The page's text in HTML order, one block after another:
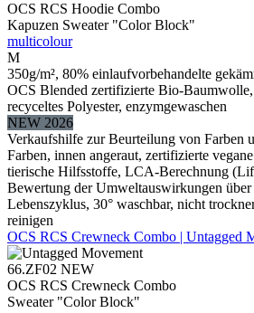
OCS RCS Hoodie Combo
Kapuzen Sweater "Color Block"
multicolour
M
350g/m², 80% einlaufvorbehandelte
OCS Blended zertifizierte Bio-
recyceltes Polyester, enzymgewaschen
NEW 2026
Verkaufshilfe zur Beurteilung von Farben
Farben, innen angeraut, zertifizierte
tierische Hilfsstoffe, LCA-Berechnung
Bewertung der Umweltauswirkungen über
Lebenszyklus, 30° waschbar, nicht
reinigen
OCS RCS Crewneck Combo | Untagged
66.ZF02 NEW
OCS RCS Crewneck Combo
Sweater "Color Block"